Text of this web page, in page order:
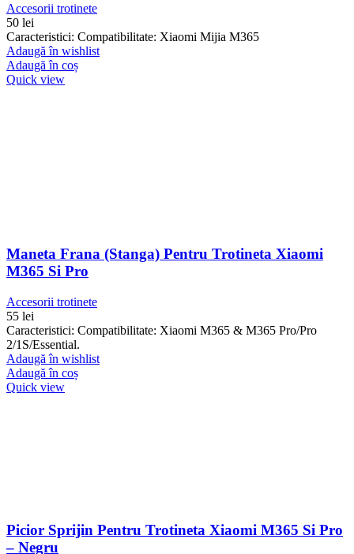
Accesorii trotinete
50 lei
Caracteristici: Compatibilitate: Xiaomi Mijia M365
Adaugă în wishlist
Adaugă în coș
Quick view
Maneta Frana (stanga) Pentru Trotineta Xiaomi
M365 Si Pro
Accesorii trotinete
55 lei
Caracteristici: Compatibilitate: Xiaomi M365 & M365 Pro/Pro
2/1S/Essential.
Adaugă în wishlist
Adaugă în coș
Quick view
Picior Sprijin Pentru Trotineta Xiaomi M365 Si Pro
– Negru